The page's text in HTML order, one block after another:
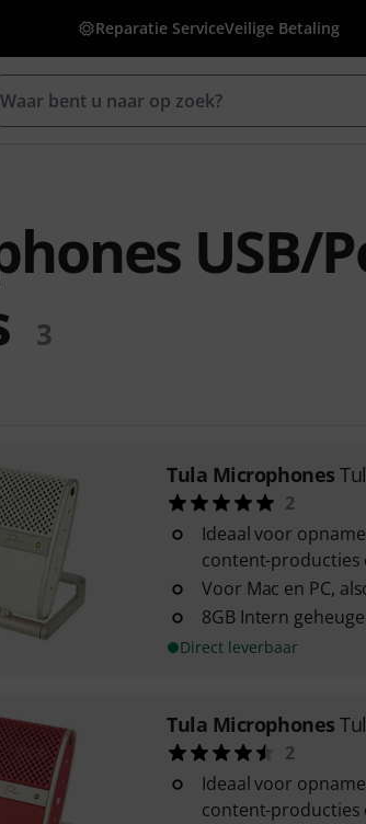
Reparatie ServiceVeilige Betaling
USB/
3
Tula Microphones
2
Ideaal voor
content-producties
Voor Mac en PC,
8GB Intern
Direct leverbaar
Tula Microphones
2
Ideaal voor
content-producties